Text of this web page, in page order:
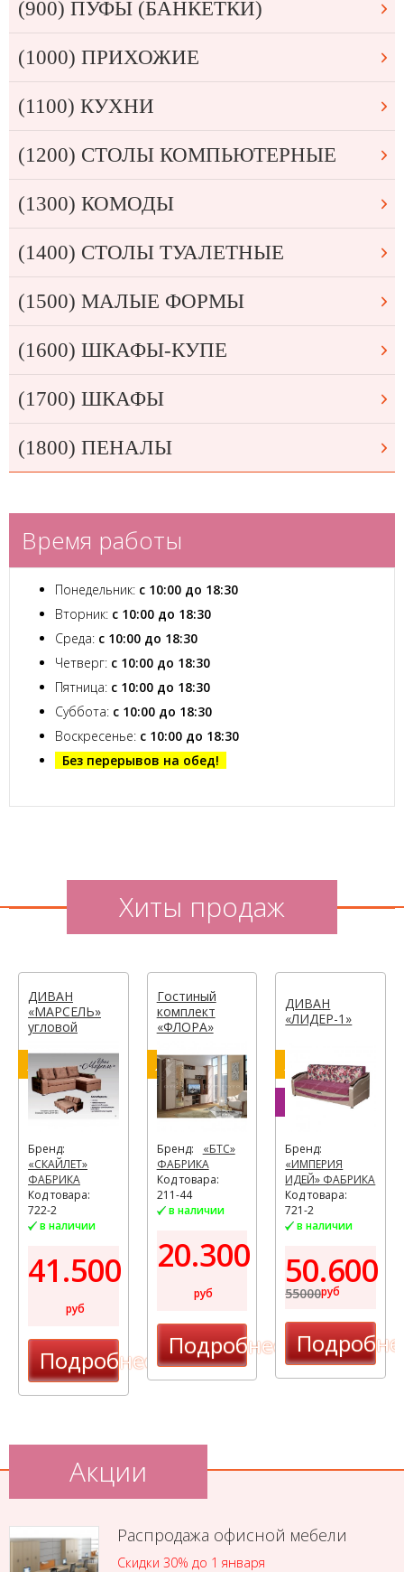
(900) ПУФЫ (БАНКЕТКИ)
(1000) ПРИХОЖИЕ
(1100) КУХНИ
(1200) СТОЛЫ КОМПЬЮТЕРНЫЕ
(1300) КОМОДЫ
(1400) СТОЛЫ ТУАЛЕТНЫЕ
(1500) МАЛЫЕ ФОРМЫ
(1600) ШКАФЫ-КУПЕ
(1700) ШКАФЫ
(1800) ПЕНАЛЫ
Время работы
Понедельник: с 10:00 до 18:30
Вторник: с 10:00 до 18:30
Среда: с 10:00 до 18:30
Четверг: с 10:00 до 18:30
Пятница: с 10:00 до 18:30
Суббота: с 10:00 до 18:30
Воскресенье: с 10:00 до 18:30
Без перерывов на обед!
Хиты продаж
ДИВАН
«МАРСЕЛЬ»
угловой
Хит
Бренд:
«СКАЙЛЕТ»
ФАБРИКА
Код товара:
722-2
в наличии
41.500
руб
Подробнее
Гостиный
комплект
«ФЛОРА»
Хит
Бренд:
«БТС»
ФАБРИКА
Код товара:
211-44
в наличии
20.300
руб
Подробнее
ДИВАН
«ЛИДЕР-1»
Хит
–8%
Бренд:
«ИМПЕРИЯ
ИДЕЙ» ФАБРИКА
Код товара:
721-2
в наличии
50.600
55000руб
Акции
Распродажа офисной мебели
Скидки 30% до 1 января